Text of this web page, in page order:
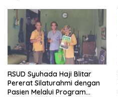
Kondusivitas Wilayah
RSUD Syuhada Haji Blitar
Pererat Silaturahmi dengan
Pasien Melalui Program